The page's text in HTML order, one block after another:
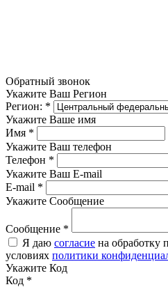
Обратный звонок
Укажите Ваш Регион
Регион: *
Укажите Ваше имя
Имя *
Укажите Ваш телефон
Телефон *
Укажите Ваш E-mail
E-mail *
Укажите Сообщение
Сообщение *
Я даю согласие на обработку
условиях политики
Укажите Код
Код *